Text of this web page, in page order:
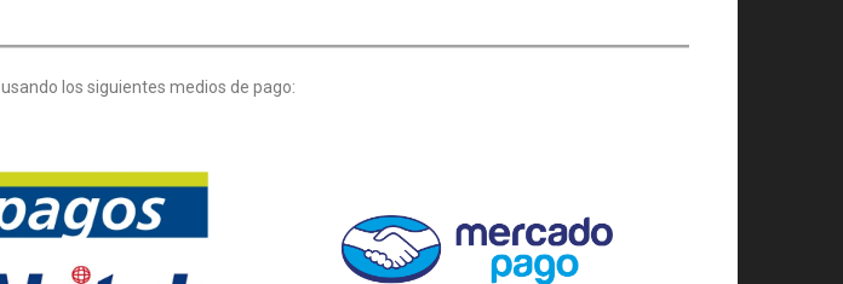
usando los siguientes medios de pago: